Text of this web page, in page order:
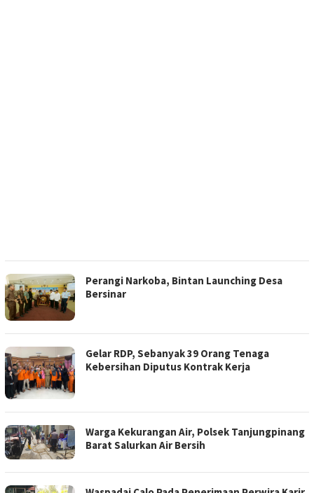
Perangi Narkoba, Bintan Launching Desa
Bersinar
Gelar RDP, Sebanyak 39 Orang Tenaga
Kebersihan Diputus Kontrak Kerja
Warga Kekurangan Air, Polsek Tanjungpinang
Barat Salurkan Air Bersih